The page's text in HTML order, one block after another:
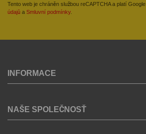
Tento web je chráněn službou reCAPTCHA a platí Google
údajů a Smluvní podmínky.
INFORMACE
NAŠE SPOLEČNOSŤ